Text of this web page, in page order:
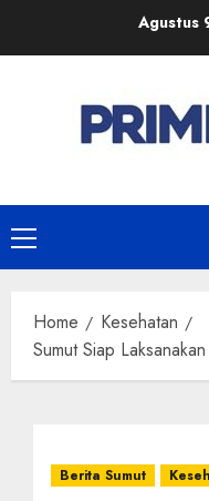
Agustus
Primary
Menu
Home
Kesehatan
Sumut Siap
Berita Sumut